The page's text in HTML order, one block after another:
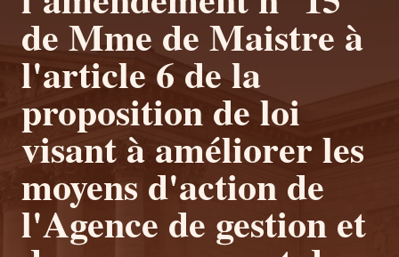
de Mme de Maistre à
l'article 6 de la
proposition de loi
visant à améliorer les
moyens d'action de
l'Agence de gestion et